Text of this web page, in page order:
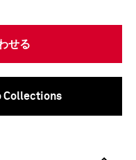
せる
Collections